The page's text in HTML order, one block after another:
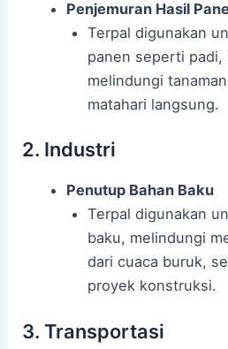
Penjemuran Hasil
Terpal digunakan
panen seperti padi,
melindungi
matahari langsung.
2. Industri
Penutup Bahan Baku
Terpal digunakan
baku, melindungi
dari cuaca buruk,
proyek konstruksi.
3. Transportasi